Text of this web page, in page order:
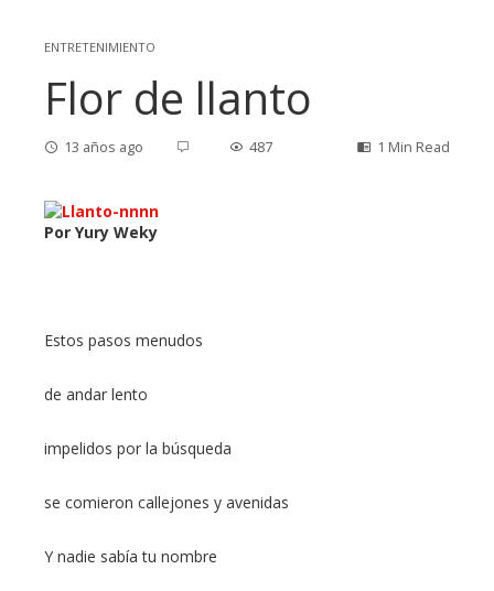
ENTRETENIMIENTO
Flor de llanto
13 años ago 487 1 Min Read
Por Yury Weky
Estos pasos menudos
de andar lento
impelidos por la búsqueda
se comieron callejones y avenidas
Y nadie sabía tu nombre